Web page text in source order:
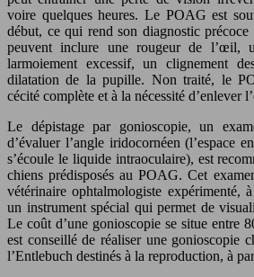
voire quelques heures. Le POAG est
début, ce qui rend son diagnostic
peuvent inclure une rougeur de l’œil,
larmoiement excessif, un clignement
dilatation de la pupille. Non traité, le
cécité complète et à la nécessité d’enlever
Le dépistage par gonioscopie, un
d’évaluer l’angle iridocornéen (l’espace
s’écoule le liquide intraoculaire), est
chiens prédisposés au POAG. Cet
vétérinaire ophtalmologiste expérimenté,
un instrument spécial qui permet de
Le coût d’une gonioscopie se situe entre
est conseillé de réaliser une gonioscopie
l’Entlebuch destinés à la reproduction, à